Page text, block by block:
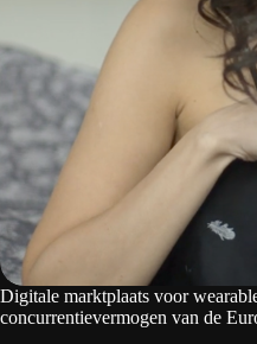
Digitale marktplaats voor
concurrentievermogen van de